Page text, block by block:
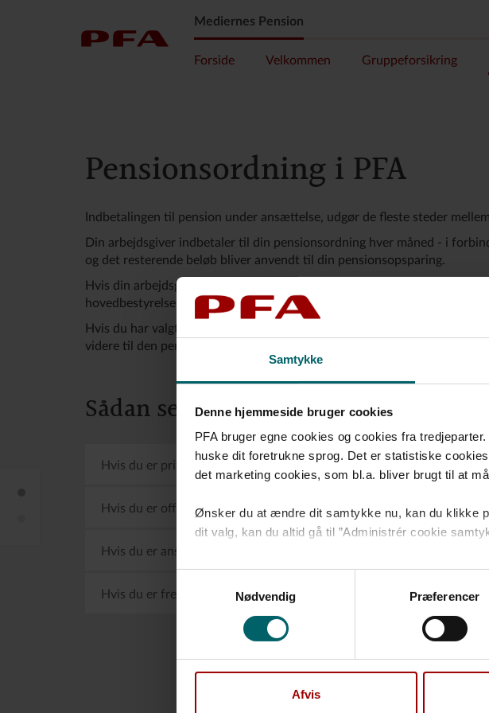
Samtykke
Denne hjemmeside bruger cookies
PFA bruger egne cookies og cookies fra
huske dit foretrukne sprog. Det er statistiske
det marketing cookies, som bl.a. bliver brugt til at
Ønsker du at ændre dit samtykke nu, kan du klikke
dit valg, kan du altid gå til ”Administrér cookie
Læs mere om voresbrug af cookiesog
Nødvendig
Præferencer
Afvis
Mediernes Pension
Forside Velkommen Gruppeforsikring
Pensionsordning i PFA
Indbetalingen til pension under ansættelse, udgør de fleste steder
Din arbejdsgiver indbetaler til din pensionsordning hver måned - i
og det resterende beløb bliver anvendt til din pensionsopsparing.
Hvis din arbejdsgivers indbetaling til din pensionsordning ikke dækker
hovedbestyrelsen hos Dansk Journalistforbund vælge at give
Hvis du har valgt en anden pensionsopsparingsleverandør end PFA
videre til den pensionsopsparingsleverandør, som du har valgt.
Sådan ser din pensionsordning
Hvis du er privatansat
Opsparing
Hvis du er offentligt ansat
Opsparing
Hvis du er ansat i Grønland
Opsparing
Hvis du er freelancer/selvstændig
Sådan ser din pensionsordning